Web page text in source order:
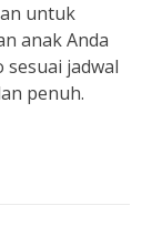
untuk
anak Anda
jadwal
penuh.